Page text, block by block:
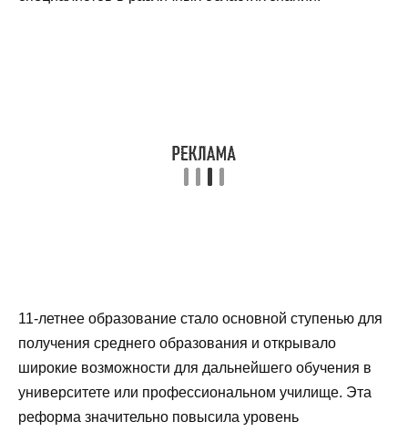
11-летнее образование стало основной ступенью для
получения среднего образования и открывало
широкие возможности для дальнейшего обучения в
университете или профессиональном училище. Эта
реформа значительно повысила уровень